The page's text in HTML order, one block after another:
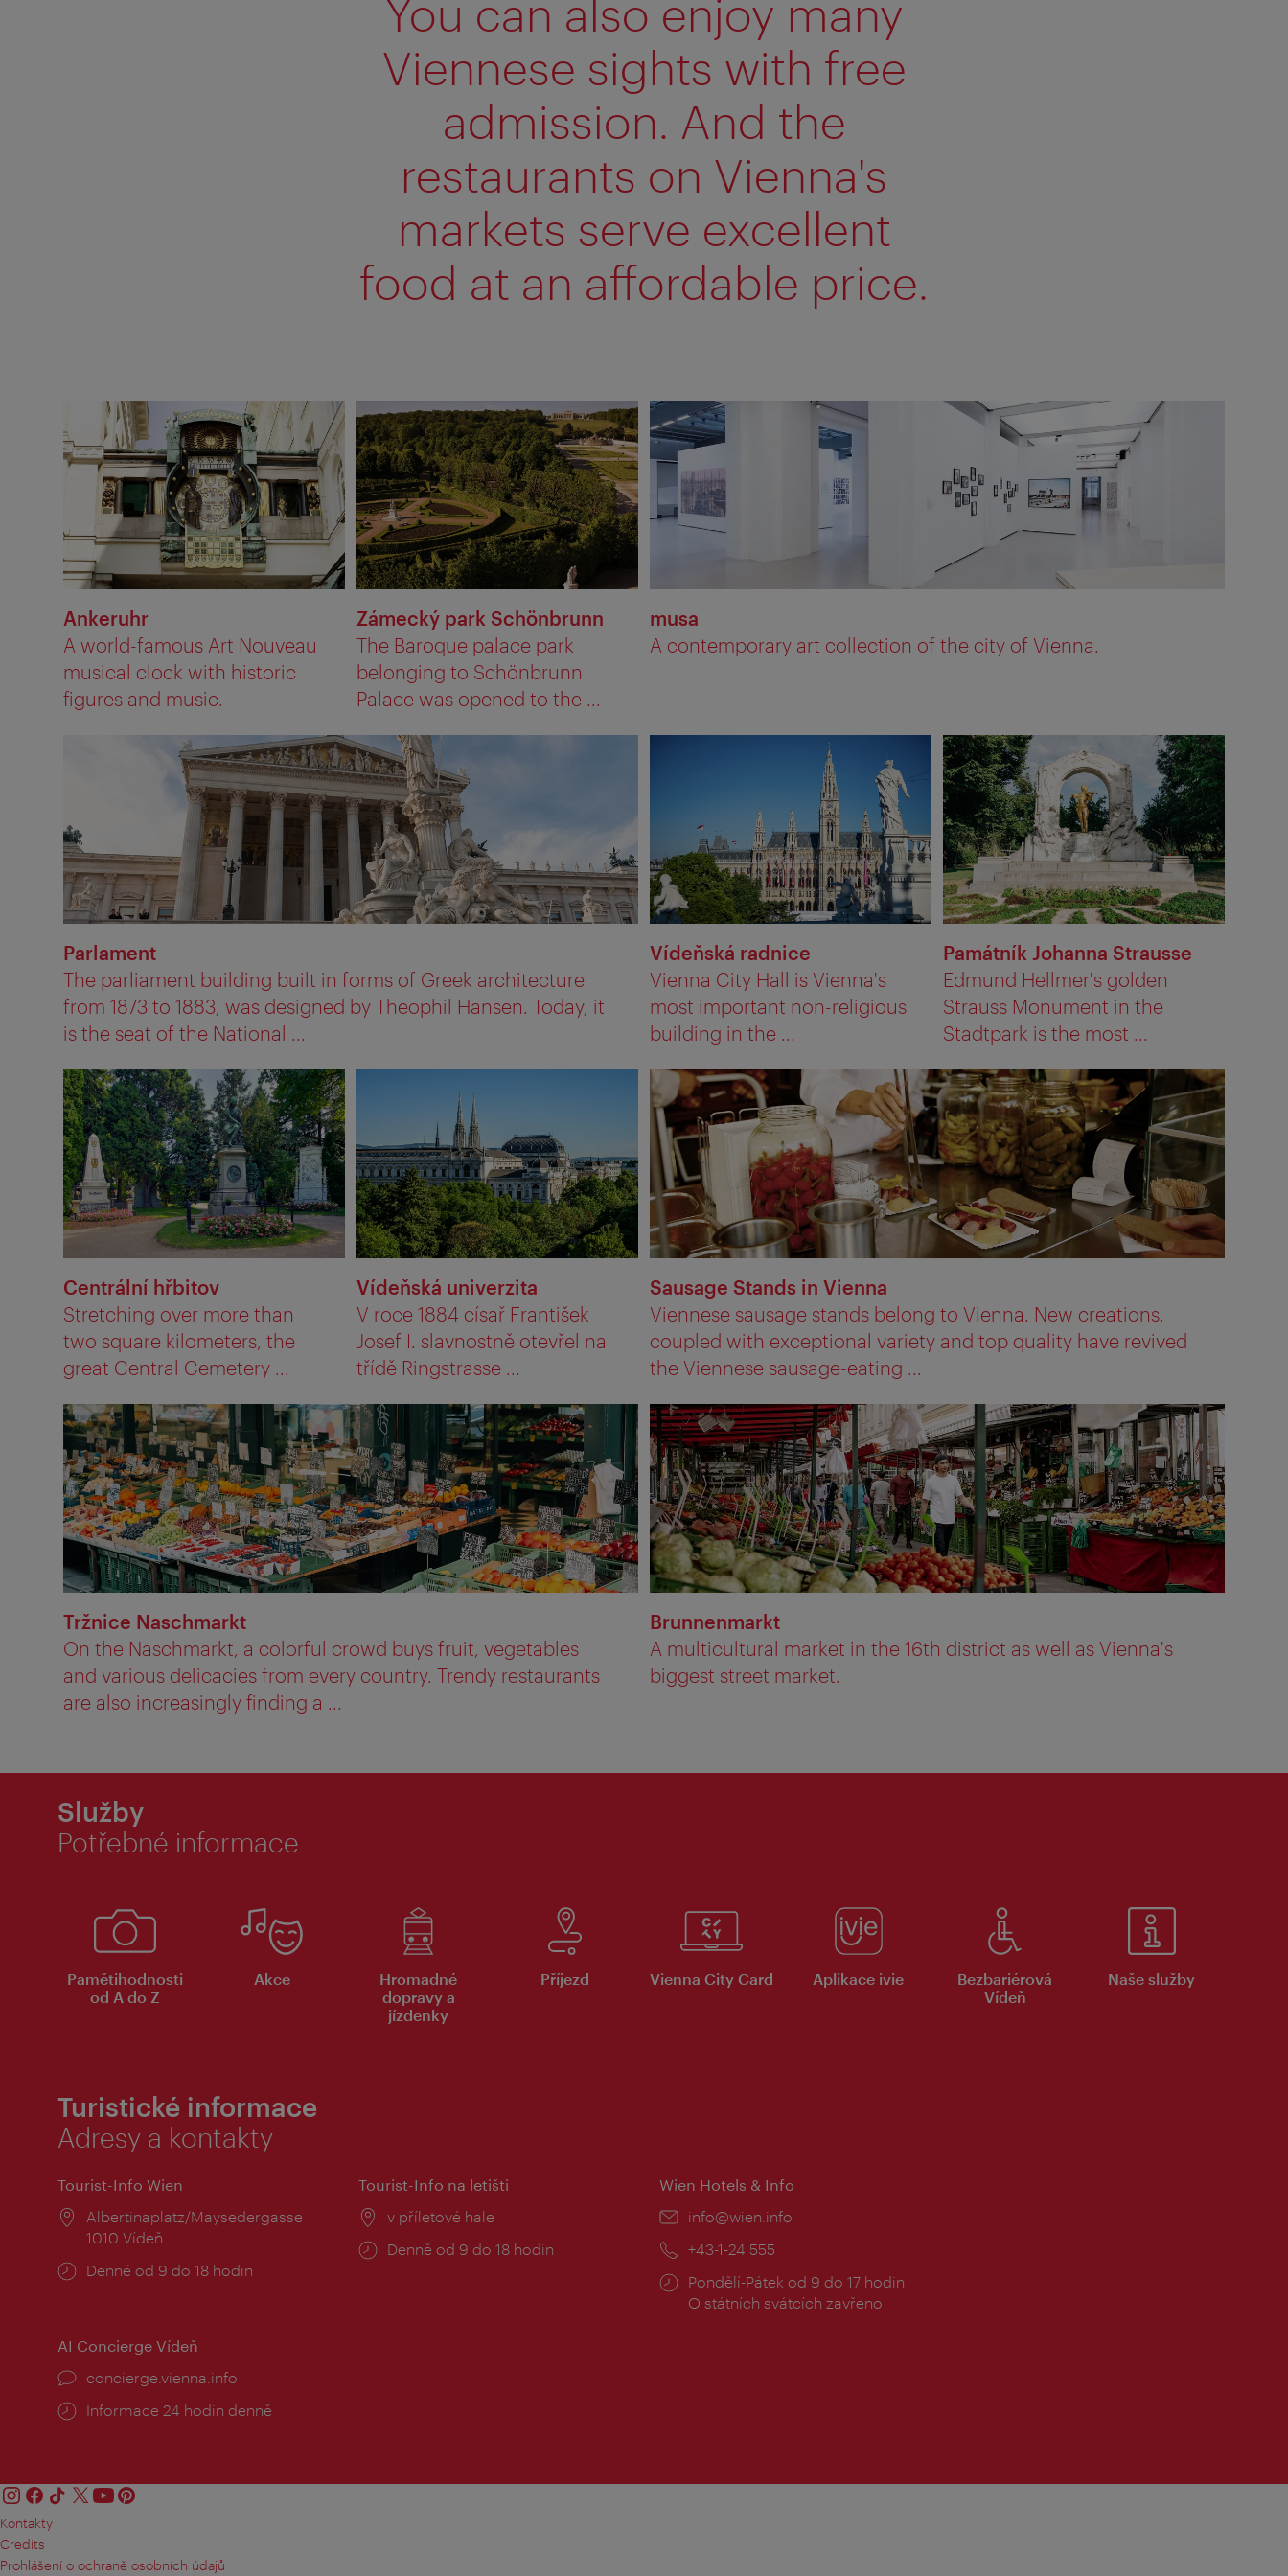
You can also enjoy many
Viennese sights with free
admission. And the
restaurants on Vienna's
markets serve excellent
food at an affordable price.
Ankeruhr
A world-famous Art Nouveau
musical clock with historic
figures and music.
Zámecký park Schönbrunn
The Baroque palace park
belonging to Schönbrunn
Palace was opened to the ...
musa
A contemporary art collection of the city of Vienna.
Parlament
The parliament building built in forms of Greek architecture
from 1873 to 1883, was designed by Theophil Hansen. Today, it
is the seat of the National ...
Vídeňská radnice
Vienna City Hall is Vienna's
most important non-religious
building in the ...
Památník Johanna Strausse
Edmund Hellmer's golden
Strauss Monument in the
Stadtpark is the most ...
Centrální hřbitov
Stretching over more than
two square kilometers, the
great Central Cemetery ...
Vídeňská univerzita
V roce 1884 císař František
Josef I. slavnostně otevřel na
třídě Ringstrasse ...
Sausage Stands in Vienna
Viennese sausage stands belong to Vienna. New creations,
coupled with exceptional variety and top quality have revived
the Viennese sausage-eating ...
Tržnice Naschmarkt
On the Naschmarkt, a colorful crowd buys fruit, vegetables
and various delicacies from every country. Trendy restaurants
are also increasingly finding a ...
Brunnenmarkt
A multicultural market in the 16th district as well as Vienna's
biggest street market.
Služby
Potřebné informace
Pamětihodnosti
od A do Z
Akce
Hromadné
dopravy a
jízdenky
Příjezd Vienna City Card Aplikace ivie
Bezbariérová
Vídeň
Naše služby
Turistické informace
Adresy a kontakty
Tourist-Info Wien
Místo:
Albertinaplatz/Maysedergasse
1010 Vídeň
Provozní
Denně od 9 do 18 hodin
Tourist-Info na letišti
Místo:
v příletové hale
Provozní
Denně od 9 do 18 hodin
Wien Hotels & Info
E-
info@wien.info
Telefon:
+43-1-24 555
Provozní
doba:
Pondělí-Pátek od 9 do 17 hodin
O státních svátcích zavřeno
AI Concierge Vídeň
concierge.vienna.info
Informace 24 hodin denně
Kontakty
Credits
Prohlášení o ochraně osobních údajů